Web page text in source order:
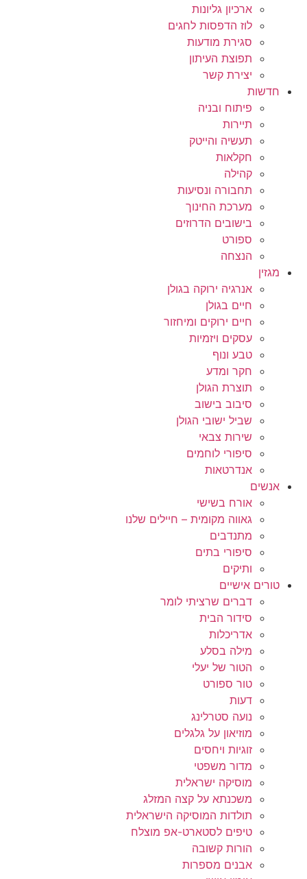
ארכיון גליונות
לוז הדפסות לחגים
סגירת מודעות
תפוצת העיתון
יצירת קשר
חדשות
פיתוח ובניה
תיירות
תעשיה והייטק
חקלאות
קהילה
תחבורה ונסיעות
מערכת החינוך
בישובים הדרוזים
ספורט
הנצחה
מגזין
אנרגיה ירוקה בגולן
חיים בגולן
חיים ירוקים ומיחזור
עסקים ויזמיות
טבע ונוף
חקר ומדע
תוצרת הגולן
סיבוב בישוב
שביל ישובי הגולן
שירות צבאי
סיפורי לוחמים
אנדרטאות
אנשים
אורח בשישי
גאווה מקומית – חיילים שלנו
מתנדבים
סיפורי בתים
ותיקים
טורים אישיים
דברים שרציתי לומר
סידור הבית
אדריכלות
מילה בסלע
הטור של יעלי
טור ספורט
דעות
נועה סטרלינג
מוזיאון על גלגלים
זוגיות ויחסים
מדור משפטי
מוסיקה ישראלית
משכנתא על קצה המזלג
תולדות המוסיקה הישראלית
טיפים לסטארט-אפ מוצלח
הורות קשובה
אבנים מספרות